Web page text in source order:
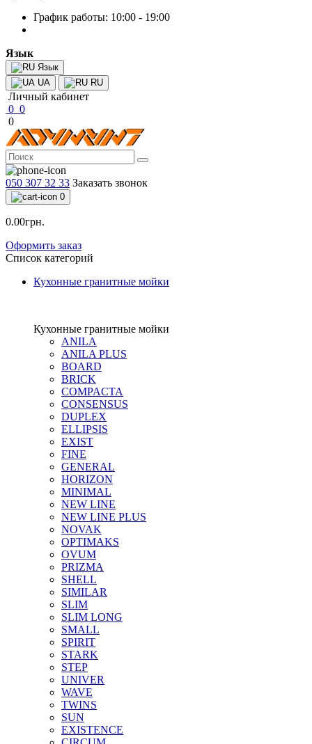
График работы: 10:00 - 19:00
Язык
Язык
UA
RU
Личный кабинет
0 0
0
050 307 32 33 Заказать звонок
0
0.00грн.
Оформить заказ
Список категорий
Кухонные гранитные мойки
Кухонные гранитные мойки
ANILA
ANILA PLUS
BOARD
BRICK
COMPACTA
CONSENSUS
DUPLEX
ELLIPSIS
EXIST
FINE
GENERAL
HORIZON
MINIMAL
NEW LINE
NEW LINE PLUS
NOVAK
OPTIMAKS
OVUM
PRIZMA
SHELL
SIMILAR
SLIM
SLIM LONG
SMALL
SPIRIT
STARK
STEP
UNIVER
WAVE
TWINS
SUN
EXISTENCE